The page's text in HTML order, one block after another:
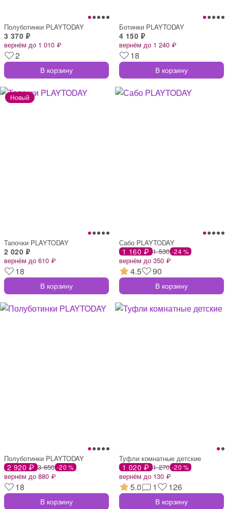
Полуботинки PLAYTODAY
3 370 ₽
вернём до 1 010 ₽
2
В корзину
Ботинки PLAYTODAY
4 150 ₽
вернём до 1 240 ₽
18
В корзину
Тапочки PLAYTODAY
2 020 ₽
вернём до 610 ₽
18
В корзину
Сабо PLAYTODAY
1 160 ₽ 1 530 -24 %
вернём до 350 ₽
4.5 90
В корзину
Полуботинки PLAYTODAY
2 920 ₽ 3 650 -20 %
вернём до 880 ₽
18
В корзину
Туфли комнатные детские
1 020 ₽ 1 270 -20 %
вернём до 130 ₽
5.0 1 126
В корзину